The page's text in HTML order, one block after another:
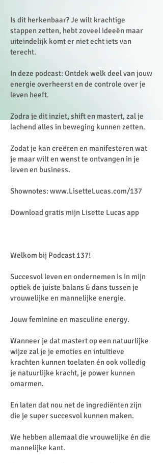
Is dit herkenbaar? Je wilt krachtige
stappen zetten, hebt zoveel ideeën maar
uiteindelijk komt er niet echt iets van
terecht.
In deze podcast: Ontdek welk deel van jouw
energie overheerst en de controle over je
leven heeft.
Zodra je dit inziet, shift en mastert, zal je
lachend alles in beweging kunnen zetten.
Zodat je kan creëren en manifesteren wat
je maar wilt en wenst te ontvangen in je
leven en business.
Shownotes: www.LisetteLucas.com/137
Download gratis mijn Lisette Lucas app
Welkom bij Podcast 137!
Succesvol leven en ondernemen is in mijn
optiek de juiste balans & dans tussen je
vrouwelijke en mannelijke energie.
Jouw feminine en masculine energy.
Wanneer je dat mastert op een natuurlijke
wijze zal je je emoties en intuïtieve
krachten kunnen toelaten én ook volledig
je natuurlijke kracht, je power kunnen
omarmen.
En laten dat nou net de ingrediënten zijn
die je super succesvol kunnen maken.
We hebben allemaal die vrouwelijke én die
mannelijke kant.